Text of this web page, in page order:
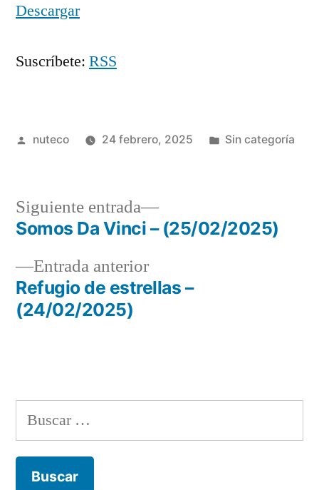
Descargar
Suscríbete: RSS
Publicada
nuteco 24 febrero, 2025
Publicada
Sin categoría
Navegación
de
entradas
Entrada anteriorEntrada
anterior:
Refugio de estrellas –
(24/02/2025)
Siguiente entrada
Siguiente
entrada:
Somos Da Vinci – (25/02/2025)
Buscar: